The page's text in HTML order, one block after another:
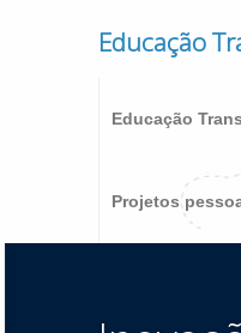
Educação
Educação
Projetos